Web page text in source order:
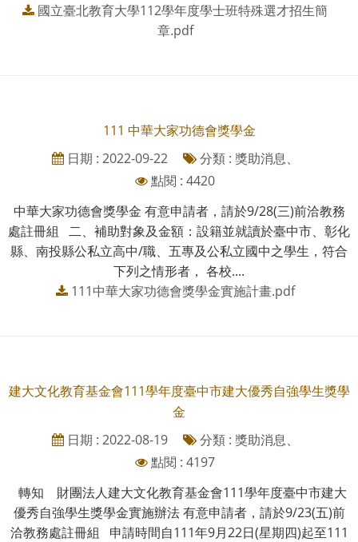
國立臺北教育大學112學年度學士班特殊選才招生簡
章.pdf
111 中華大家功德會獎學金
日期 : 2022-09-22
分類 : 獎助消息、
點閱 : 4420
中華大家功德會獎學金 有意申請者，請於9/28(三)前洽教務
處註冊組 二、補助對象及金額：設籍並就讀於臺中市、彰化
縣、南投縣公私立高中/職、五專及公私立國中之學生，符合
下列之情形者， 各校....
111中華大家功德會獎學金實施計畫.pdf
建大文化教育基金會111學年度臺中市建大優秀自強學生獎學
金
日期 : 2022-08-19
分類 : 獎助消息、
點閱 : 4197
轉知 財團法人建大文化教育基金會111學年度臺中市建大
優秀自強學生獎學金實施辦法 有意申請者，請於9/23(五)前
洽教務處註冊組 申請時間自111年9月22日(星期四)起至111